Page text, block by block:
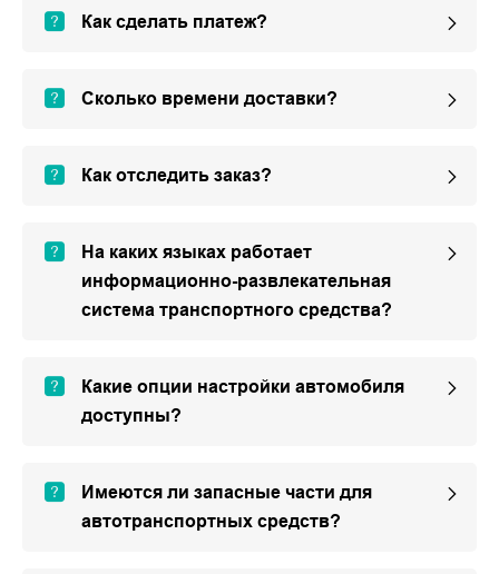
Как сделать платеж?
Сколько времени доставки?
Как отследить заказ?
На каких языках работает
информационно-развлекательная
система транспортного средства?
Какие опции настройки автомобиля
доступны?
Имеются ли запасные части для
автотранспортных средств?